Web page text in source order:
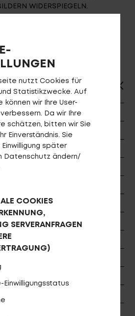
WIDERSPIEGELN.
XS, S/M, M/L, XL, XXL
(silber)
1 6-Bolt
R310
SL-S503-8
dia: 31.8 7°
nutzt Cookies für
Statistikzwecke. Auf
können wir Ihre User-
Da wir Ihre
schätzen, bitten wir Sie
Einverständnis. Sie
Einwilligung später
Datenschutz ändern/
COOKIES
SERVERANFRAGEN
Einwilligungsstatus